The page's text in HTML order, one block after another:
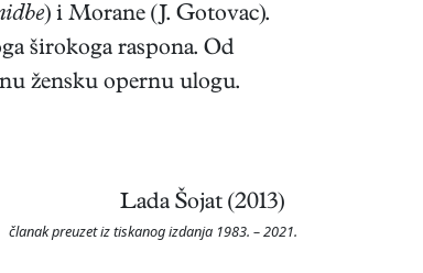
) i Morane (J. Gotovac).
širokoga raspona. Od
žensku opernu ulogu.
Lada Šojat (2013)
članak preuzet iz tiskanog izdanja 1983. – 2021.